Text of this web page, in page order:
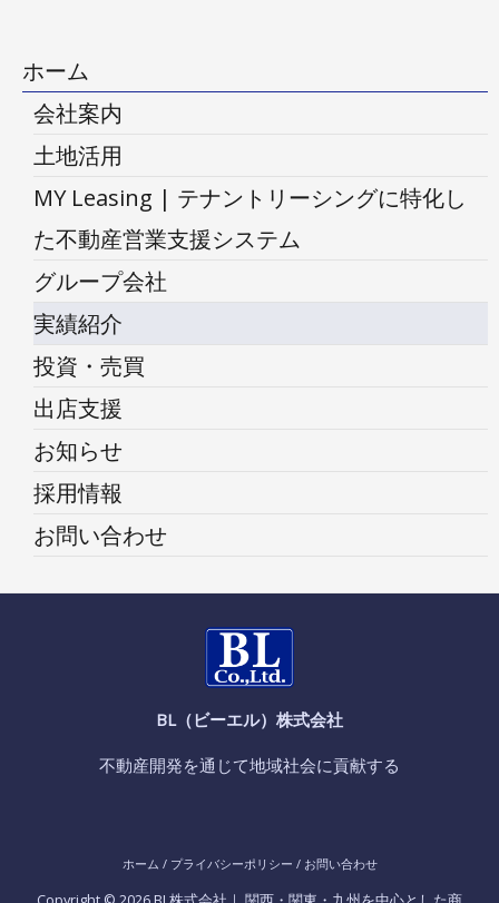
ホーム
会社案内
土地活用
MY Leasing | テナントリーシングに特化し
た不動産営業支援システム
グループ会社
実績紹介
投資・売買
出店支援
お知らせ
採用情報
お問い合わせ
BL（ビーエル）株式会社
不動産開発を通じて地域社会に貢献する
ホーム / プライバシーポリシー / お問い合わせ